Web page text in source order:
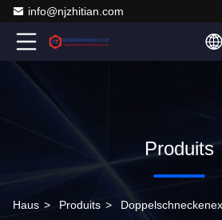
info@njzhitian.com
Produits
Haus > Produits >